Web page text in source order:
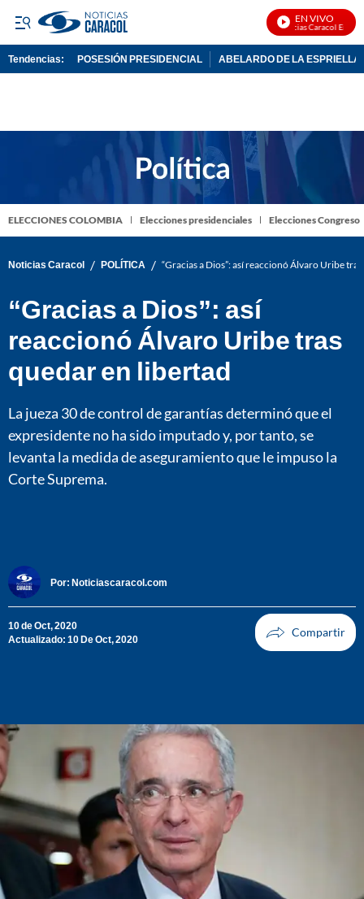
EN VIVO
Noticias Caracol En Vivo
Tendencias: POSESIÓN PRESIDENCIAL ABELARDO DE LA ESPRIELLA
ELECCIONES COLOMBIA Elecciones presidenciales Elecciones Congreso
Noticias Caracol / POLÍTICA / “Gracias a Dios”: así reaccionó Álvaro Uribe
“Gracias a Dios”: así
reaccionó Álvaro Uribe tras
quedar en libertad
La jueza 30 de control de garantías determinó que el
expresidente no ha sido imputado y, por tanto, se
levanta la medida de aseguramiento que le impuso la
Corte Suprema.
Por: Noticiascaracol.com
10 de Oct, 2020
Actualizado: 10 De Oct, 2020